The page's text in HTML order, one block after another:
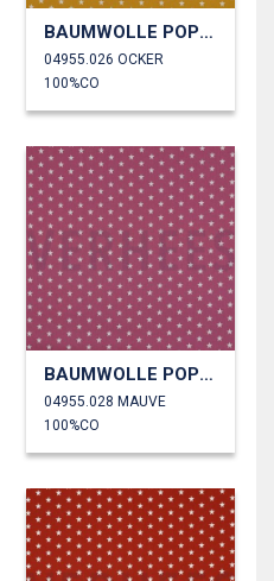
BAUMWOLLE POPELINE KLEINE STERNE
04955.026 OCKER
100%CO
BAUMWOLLE POPELINE KLEINE STERNE
04955.028 MAUVE
100%CO